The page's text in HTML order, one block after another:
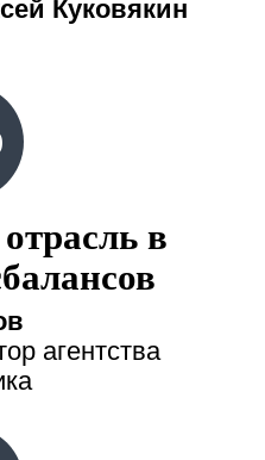
Куковякин
в
агентства